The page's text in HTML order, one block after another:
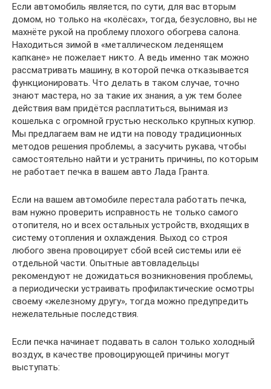
Если автомобиль является, по сути, для вас вторым
домом, но только на «колёсах», тогда, безусловно, вы не
махнёте рукой на проблему плохого обогрева салона.
Находиться зимой в «металлическом леденящем
капкане» не пожелает никто. А ведь именно так можно
рассматривать машину, в которой печка отказывается
функционировать. Что делать в таком случае, точно
знают мастера, но за такие их знания, а уж тем более
действия вам придётся расплатиться, вынимая из
кошелька с огромной грустью несколько крупных купюр.
Мы предлагаем вам не идти на поводу традиционных
методов решения проблемы, а засучить рукава, чтобы
самостоятельно найти и устранить причины, по которым
не работает печка в вашем авто Лада Гранта.
Если на вашем автомобиле перестала работать печка,
вам нужно проверить исправность не только самого
отопителя, но и всех остальных устройств, входящих в
систему отопления и охлаждения. Выход со строя
любого звена провоцирует сбой всей системы или её
отдельной части. Опытные автовладельцы
рекомендуют не дожидаться возникновения проблемы,
а периодически устраивать профилактические осмотры
своему «железному другу», тогда можно предупредить
нежелательные последствия.
Если печка начинает подавать в салон только холодный
воздух, в качестве провоцирующей причины могут
выступать: